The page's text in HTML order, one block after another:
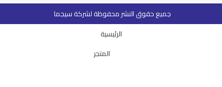
جميع حقوق النشر محفوظة لشركة سيجما
الرئيسية
المتجر